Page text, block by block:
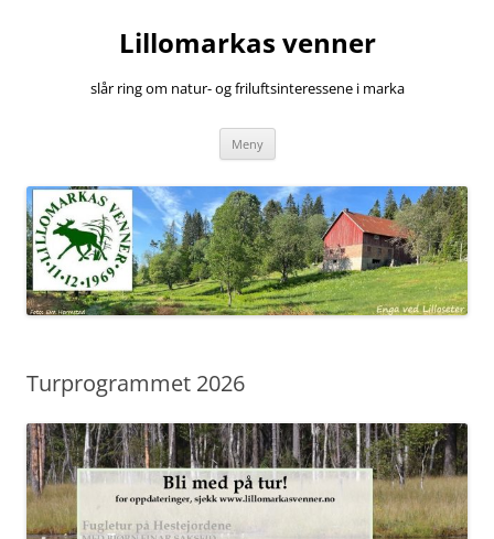
Lillomarkas venner
slår ring om natur- og friluftsinteressene i marka
Meny
Turprogrammet 2026